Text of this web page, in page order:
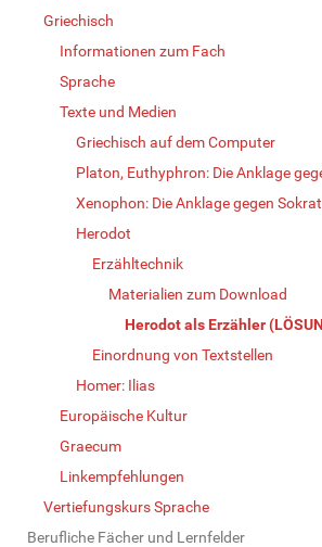
Griechisch
Informationen zum Fach
Sprache
Texte und Medien
Griechisch auf dem Computer
Platon, Euthyphron: Die Anklage
Xenophon: Die Anklage gegen
Herodot
Erzähltechnik
Materialien zum Download
Herodot als Erzähler
Einordnung von Textstellen
Homer: Ilias
Europäische Kultur
Graecum
Linkempfehlungen
Vertiefungskurs Sprache
Berufliche Fächer und Lernfelder